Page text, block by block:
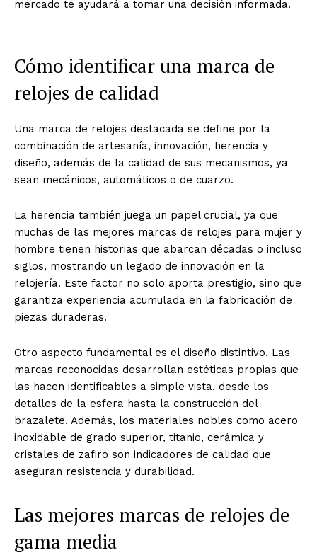
mercado te ayudará a tomar una decisión informada.
Cómo identificar una marca de
relojes de calidad
Una marca de relojes destacada se define por la
combinación de artesanía, innovación, herencia y
diseño, además de la calidad de sus mecanismos, ya
sean mecánicos, automáticos o de cuarzo.
La herencia también juega un papel crucial, ya que
muchas de las mejores marcas de relojes para mujer y
hombre tienen historias que abarcan décadas o incluso
siglos, mostrando un legado de innovación en la
relojería. Este factor no solo aporta prestigio, sino que
garantiza experiencia acumulada en la fabricación de
piezas duraderas.
Otro aspecto fundamental es el diseño distintivo. Las
marcas reconocidas desarrollan estéticas propias que
las hacen identificables a simple vista, desde los
detalles de la esfera hasta la construcción del
brazalete. Además, los materiales nobles como acero
inoxidable de grado superior, titanio, cerámica y
cristales de zafiro son indicadores de calidad que
aseguran resistencia y durabilidad.
Las mejores marcas de relojes de
gama media